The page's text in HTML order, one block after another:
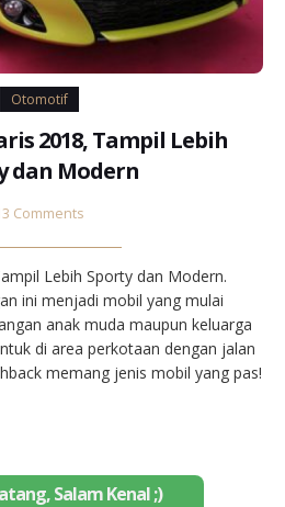
Otomotif
2018, Tampil Lebih
dan Modern
Comments
Lebih Sporty dan Modern.
ini menjadi mobil yang mulai
anak muda maupun keluarga
di area perkotaan dengan jalan
memang jenis mobil yang pas!
kecil, bikin kita lebih gesit melewati
harus…
Salam Kenal ;)